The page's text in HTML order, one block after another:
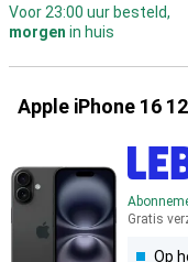
Voor 23:00 uur besteld,
morgen in huis
Apple iPhone 16
Gratis
Op